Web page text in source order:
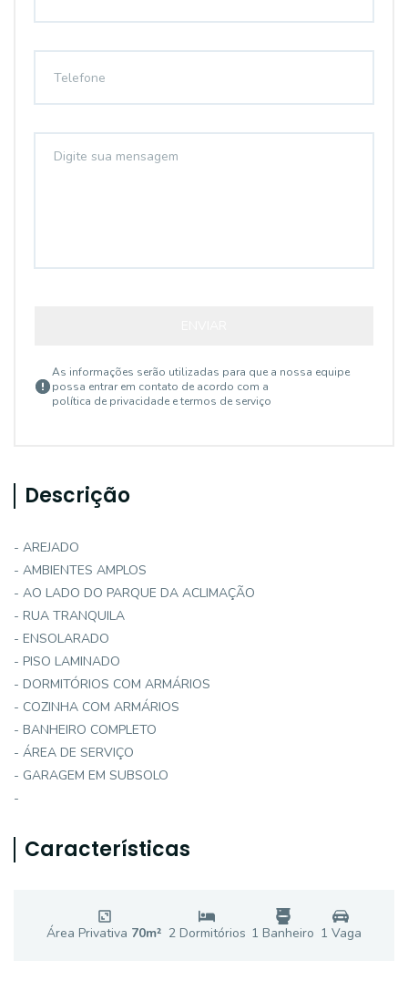
As informações serão utilizadas para que a nossa equipe
possa entrar em contato de acordo com a
política de privacidade e termos de serviço
Descrição
- AREJADO
- AMBIENTES AMPLOS
- AO LADO DO PARQUE DA ACLIMAÇÃO
- RUA TRANQUILA
- ENSOLARADO
- PISO LAMINADO
- DORMITÓRIOS COM ARMÁRIOS
- COZINHA COM ARMÁRIOS
- BANHEIRO COMPLETO
- ÁREA DE SERVIÇO
- GARAGEM EM SUBSOLO
-
Características
Área Privativa 70m² 2Dormitórios 1 Banheiro 1 Vaga